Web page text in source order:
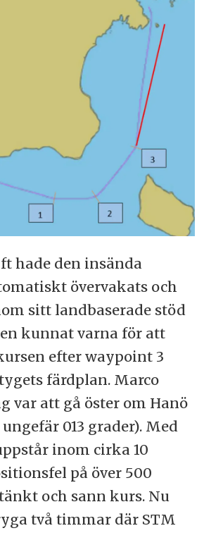
hade den insända
övervakats och
sitt landbaserade stöd
kunnat varna för att
efter waypoint 3
färdplan. Marco
var att gå öster om Hanö
013 grader). Med
inom cirka 10
på över 500
och sann kurs. Nu
två timmar där STM